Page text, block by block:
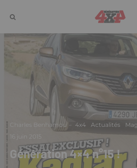
Charles Benhamou · 4x4 Actualités
16 juin 2015
Génération 4×4 n°15 !